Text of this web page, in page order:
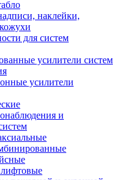
наклейки,
для систем
усилители систем
усилители
и